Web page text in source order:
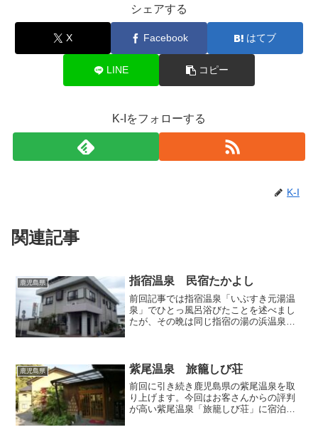
シェアする
X Facebook はてブ
LINE コピー
K-Iをフォローする
K-I
関連記事
鹿児島県 指宿温泉 民宿たかよし
前回記事では指宿温泉「いぶすき元湯温
泉」でひとっ風呂浴びたことを述べまし
たが、その晩は同じ指宿の湯の浜温泉街
て安いという好条件に惹か...
鹿児島県 紫尾温泉 旅籠しび荘
前回に引き続き鹿児島県の紫尾温泉を取
り上げます。今回はお客さんからの評判
が高い紫尾温泉「旅籠しび荘」に宿泊し